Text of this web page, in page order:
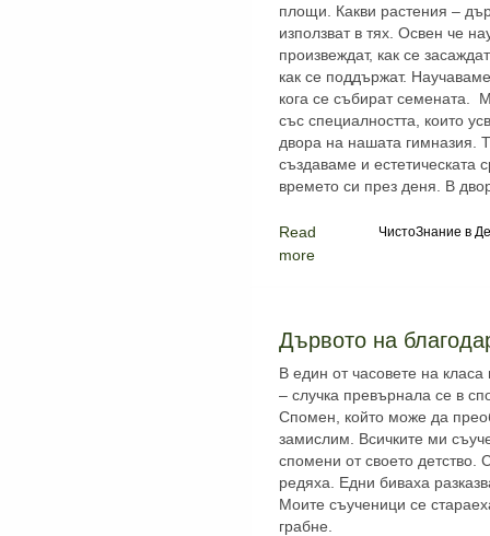
площи. Какви растения –
използват в тях. Освен че
произвеждат, как се
как се поддържат.
кога се събират семената.
със специалността, които
двора на нашата гимназия.
създаваме и естетическата
времето си през деня. В
ЧистоЗнание в
Read
more
Дървото на
В един от часовете на
– случка превърнала се в
Спомен, който може да
замислим. Всичките ми
спомени от своето детство.
редяха. Едни биваха
Моите съученици се
грабне.